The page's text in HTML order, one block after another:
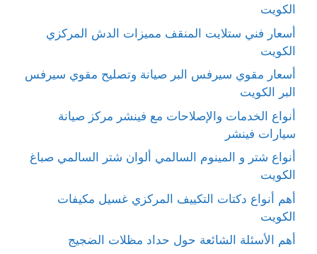
الكويت
أسعار فني ستلايت المنقف مميزات الدش المركزي
الكويت
أسعار مقوي سيرفس البر صيانة وتصليح مقوي سيرفس
البر الكويت
أنواع الخدمات والإصلاحات مع فينشر مركز صيانة
سيارات فينشر
أنواع شتر و المينوم السالمي ألوان شتر السالمي صباغ
الكويت
أهم أنواع دكتات التكييف المركزي غسيل مكيفات
الكويت
أهم الأسئلة الشائعة حول حداد مظلات الضجيج